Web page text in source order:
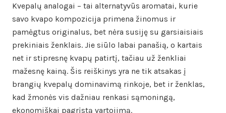
Kvepalų analogai – tai alternatyvūs aromatai, kurie
savo kvapo kompozicija primena žinomus ir
pamėgtus originalus, bet nėra susiję su garsiaisiais
prekiniais ženklais. Jie siūlo labai panašią, o kartais
net ir stipresnę kvapų patirtį, tačiau už ženkliai
mažesnę kainą. Šis reiškinys yra ne tik atsakas į
brangių kvepalų dominavimą rinkoje, bet ir ženklas,
kad žmonės vis dažniau renkasi sąmoningą,
ekonomiškai pagrįstą vartojimą.